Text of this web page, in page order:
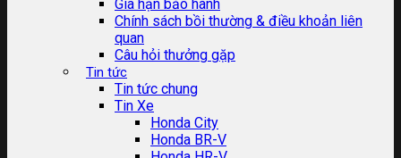
Gia hạn bảo hành
Chính sách bồi thường & điều khoản liên
quan
Câu hỏi thưởng gặp
Tin tức
Tin tức chung
Tin Xe
Honda City
Honda BR-V